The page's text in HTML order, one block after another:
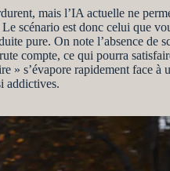
mais l’IA actuelle ne
scénario est donc celui que
pure. On note l’absence de
compte, ce qui pourra
s’évapore rapidement face à
addictives.